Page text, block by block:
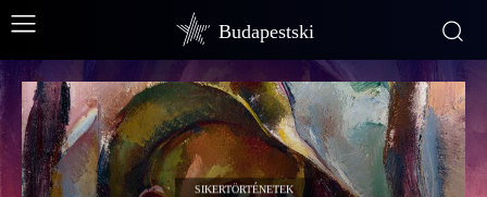
Budapestski
SIKERTÖRTÉNETEK